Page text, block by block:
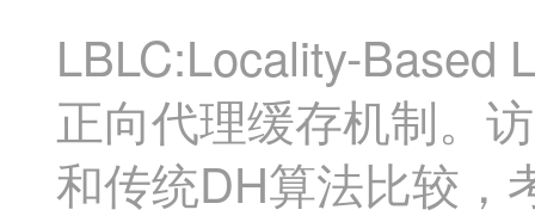
LBLC:Locality-Based
正向代理缓存机制。
和传统DH算法比较，